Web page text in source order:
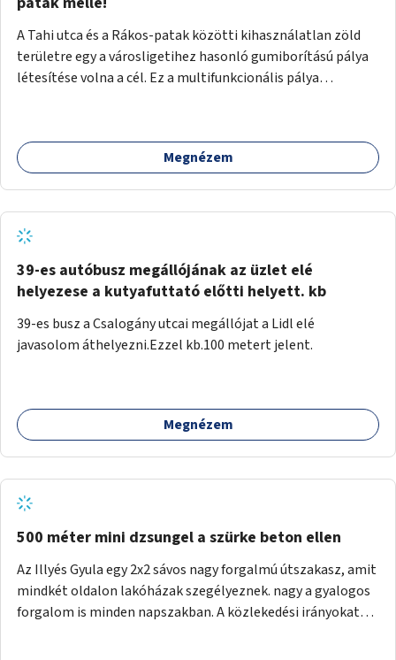
A Tahi utca és a Rákos-patak közötti kihasználatlan zöld
területre egy a városligetihez hasonló gumiborítású pálya
létesítése volna a cél. Ez a multifunkcionális pálya
Megnézem
39-es autóbusz megállójának az üzlet elé
helyezese a kutyafuttató előtti helyett. kb
39-es busz a Csalogány utcai megállójat a Lidl elé
javasolom áthelyezni.Ezzel kb.100 metert jelent.
Megnézem
500 méter mini dzsungel a szürke beton ellen
Az Illyés Gyula egy 2x2 sávos nagy forgalmú útszakasz, amit
mindkét oldalon lakóházak szegélyeznek. nagy a gyalogos
forgalom is minden napszakban. A közlekedési irányokat